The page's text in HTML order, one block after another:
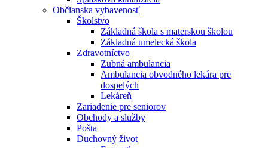
Občianska vybavenosť
Školstvo
Základná škola s materskou školou
Základná umelecká škola
Zdravotníctvo
Zubná ambulancia
Ambulancia obvodného lekára pre
dospelých
Lekáreň
Zariadenie pre seniorov
Obchody a služby
Pošta
Duchovný život